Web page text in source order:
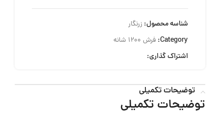
شناسه محصول: زرنگار
Category: فرش 1200 شانه
اشتراک گذاری:
توضیحات تکمیلی
توضیحات تکمیلی